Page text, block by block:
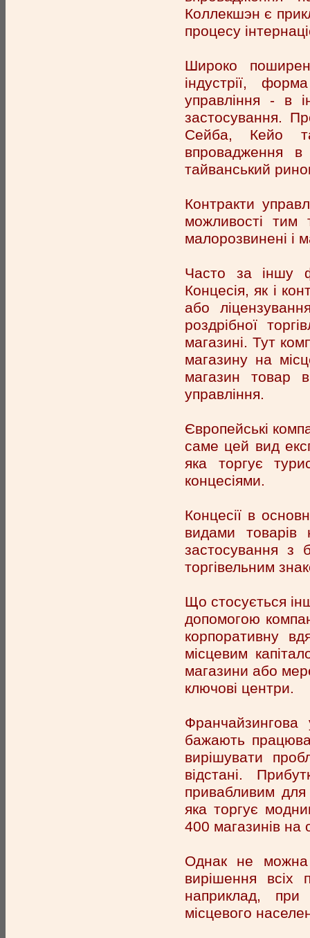
Коллекшэн є
процесу
Широко
індустрії,
управління - в
застосування.
Сейба, Кейо
впровадження в
тайванський
Контракти
можливості тим
малорозвинені і
Часто за іншу
Концесія, як і
або
роздрібної
магазині. Тут
магазину на
магазин товар
управління.
Європейські
саме цей вид
яка торгує
концесіями.
Концесії в
видами
застосування з
торгівельним
Що стосується
допомогою
корпоративну
місцевим
магазини або
ключові центри.
Франчайзингова
бажають
вирішувати
відстані.
привабливим для
яка торгує
400 магазинів на
Однак не можна
вирішення всіх
наприклад, при
місцевого